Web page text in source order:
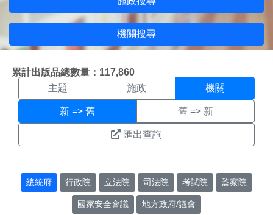
機關搜尋
累計出版品總數量：117,860
機關搜尋結果頁面
主題 施政 機關
新 => 舊 舊 => 新
匯出查詢
總統府 行政院 立法院 司法院 考試院 監察院
國家安全會議 地方政府/議會